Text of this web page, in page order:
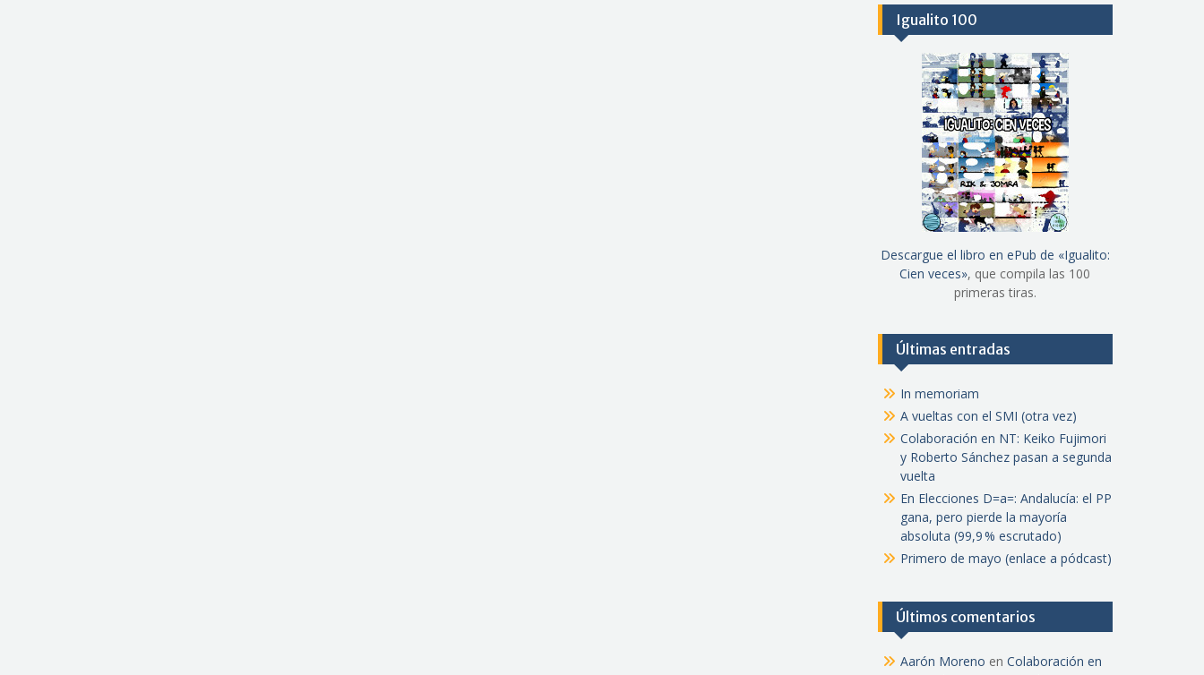
Igualito 100
Descargue el libro en ePub de «Igualito:
Cien veces», que compila las 100
primeras tiras.
Últimas entradas
In memoriam
A vueltas con el SMI (otra vez)
Colaboración en NT: Keiko Fujimori
y Roberto Sánchez pasan a segunda
vuelta
En Elecciones D=a=: Andalucía: el PP
gana, pero pierde la mayoría
absoluta (99,9 % escrutado)
Primero de mayo (enlace a pódcast)
Últimos comentarios
Aarón Moreno en Colaboración en